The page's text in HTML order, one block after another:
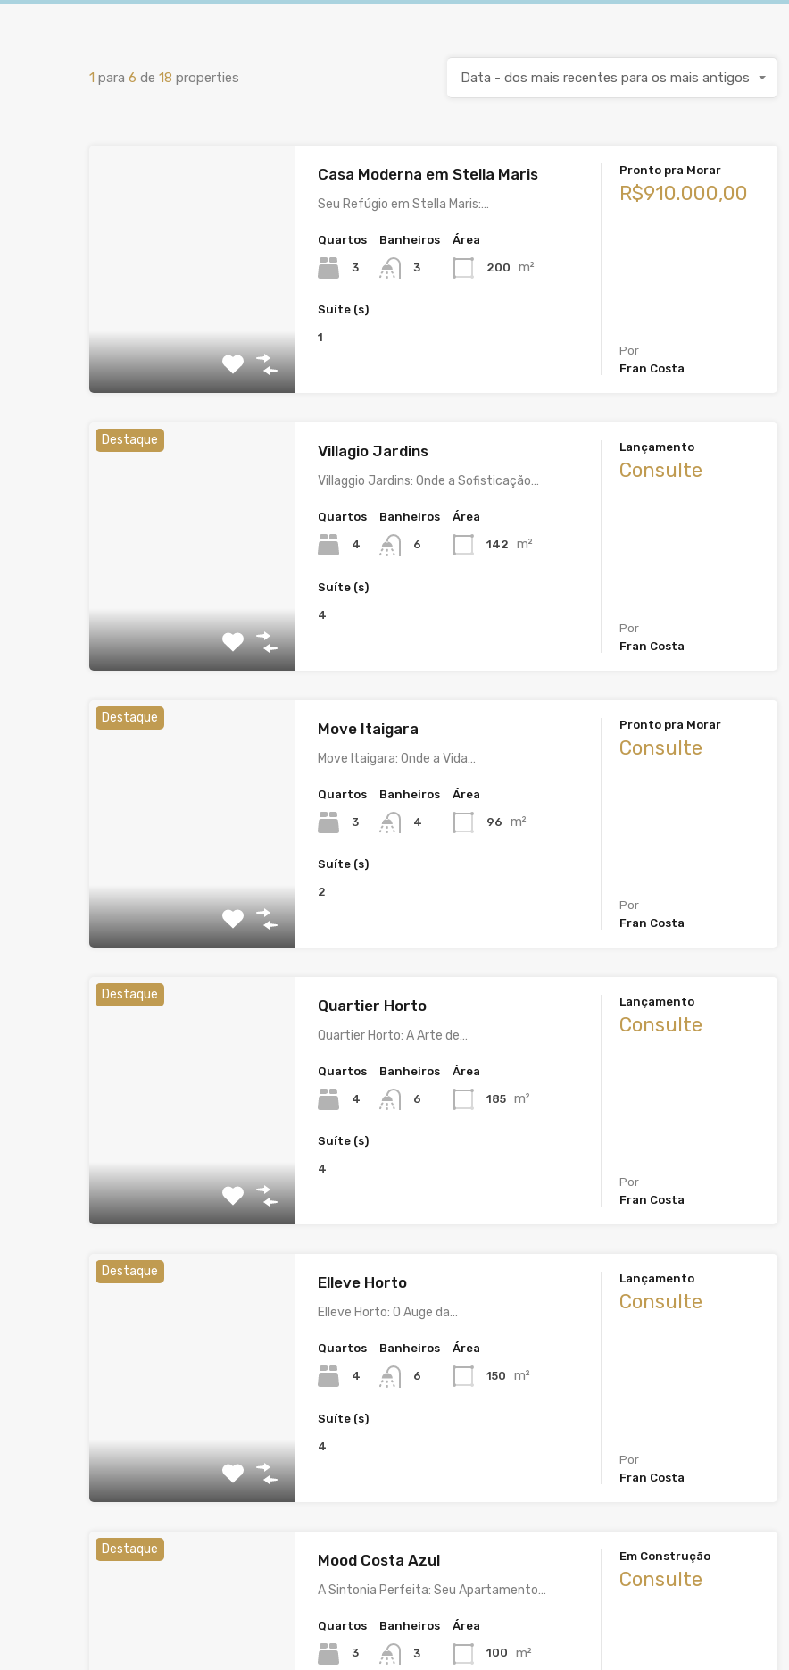
1 para 6 de 18 properties Data - dos mais recentes para os mais antigos
Casa Moderna em Stella Maris
Seu Refúgio em Stella Maris:…
Quartos
3
Banheiros
3
Área
200 m²
Suíte (s)
1
Pronto pra Morar
R$910.000,00
Por
Fran Costa
Destaque
Villagio Jardins
Villaggio Jardins: Onde a Sofisticação…
Quartos
4
Banheiros
6
Área
142 m²
Suíte (s)
4
Lançamento
Consulte
Por
Fran Costa
Destaque
Move Itaigara
Move Itaigara: Onde a Vida…
Quartos
3
Banheiros
4
Área
96 m²
Suíte (s)
2
Pronto pra Morar
Consulte
Por
Fran Costa
Destaque
Quartier Horto
Quartier Horto: A Arte de…
Quartos
4
Banheiros
6
Área
185 m²
Suíte (s)
4
Lançamento
Consulte
Por
Fran Costa
Destaque
Elleve Horto
Elleve Horto: O Auge da…
Quartos
4
Banheiros
6
Área
150 m²
Suíte (s)
4
Lançamento
Consulte
Por
Fran Costa
Destaque
Mood Costa Azul
A Sintonia Perfeita: Seu Apartamento…
Quartos
3
Banheiros
3
Área
100 m²
Em Construção
Consulte